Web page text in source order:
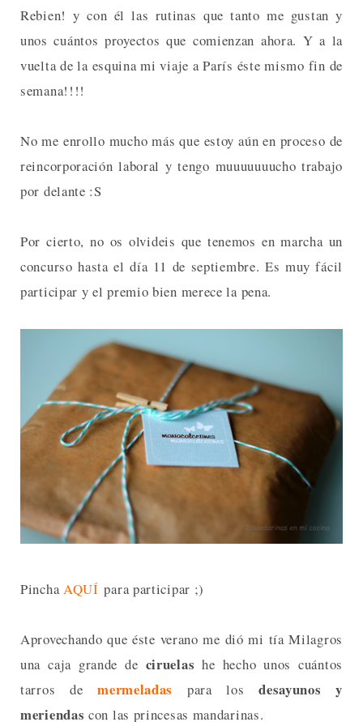
Rebien! y con él las rutinas que tanto me gustan y
unos cuántos proyectos que comienzan ahora. Y a la
vuelta de la esquina mi viaje a París éste mismo fin de
semana!!!!
No me enrollo mucho más que estoy aún en proceso de
reincorporación laboral y tengo muuuuuuucho trabajo
por delante :S
Por cierto, no os olvideis que tenemos en marcha un
concurso hasta el día 11 de septiembre. Es muy fácil
participar y el premio bien merece la pena.
PinchaAQUÍ para participar ;)
Aprovechando que éste verano me dió mi tía Milagros
una caja grande de ciruelas he hecho unos cuántos
tarros demermeladas para losdesayunos y
meriendas con las princesas mandarinas.